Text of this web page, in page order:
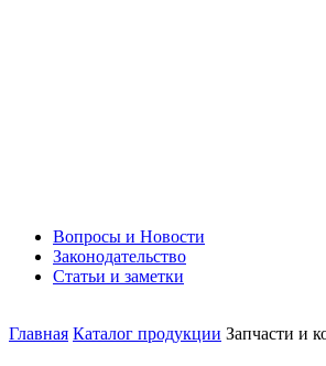
Вопросы и Новости
Законодательство
Статьи и заметки
Главная Каталог продукции Запчасти и